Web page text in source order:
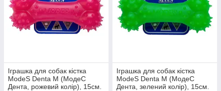
Іграшка для собак кістка
ModeS Denta M (МодеС
Дента, рожевий колір), 15см.
Іграшка для собак кістка
ModeS Denta M (МодеС
Дента, зелений колір), 15см.